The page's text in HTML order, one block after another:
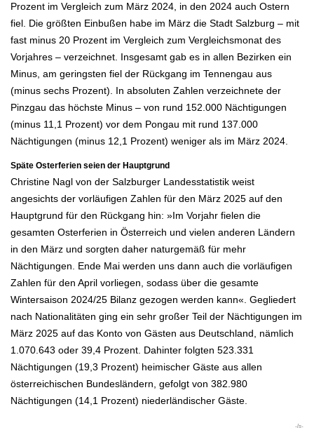
Prozent im Vergleich zum März 2024, in den 2024 auch Ostern
fiel. Die größten Einbußen habe im März die Stadt Salzburg – mit
fast minus 20 Prozent im Vergleich zum Vergleichsmonat des
Vorjahres – verzeichnet. Insgesamt gab es in allen Bezirken ein
Minus, am geringsten fiel der Rückgang im Tennengau aus
(minus sechs Prozent). In absoluten Zahlen verzeichnete der
Pinzgau das höchste Minus – von rund 152.000 Nächtigungen
(minus 11,1 Prozent) vor dem Pongau mit rund 137.000
Nächtigungen (minus 12,1 Prozent) weniger als im März 2024.
Späte Osterferien seien der Hauptgrund
Christine Nagl von der Salzburger Landesstatistik weist
angesichts der vorläufigen Zahlen für den März 2025 auf den
Hauptgrund für den Rückgang hin: »Im Vorjahr fielen die
gesamten Osterferien in Österreich und vielen anderen Ländern
in den März und sorgten daher naturgemäß für mehr
Nächtigungen. Ende Mai werden uns dann auch die vorläufigen
Zahlen für den April vorliegen, sodass über die gesamte
Wintersaison 2024/25 Bilanz gezogen werden kann«. Gegliedert
nach Nationalitäten ging ein sehr großer Teil der Nächtigungen im
März 2025 auf das Konto von Gästen aus Deutschland, nämlich
1.070.643 oder 39,4 Prozent. Dahinter folgten 523.331
Nächtigungen (19,3 Prozent) heimischer Gäste aus allen
österreichischen Bundesländern, gefolgt von 382.980
Nächtigungen (14,1 Prozent) niederländischer Gäste.
-ls-